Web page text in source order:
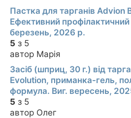
Пастка для тарганів Advion
Ефективний профілактичний
березень, 2026 р.
5 з 5
автор Марія
Засіб (шприц, 30 г.) від
Evolution, приманка-гель,
формула. Виг. вересень,
5 з 5
автор Олег